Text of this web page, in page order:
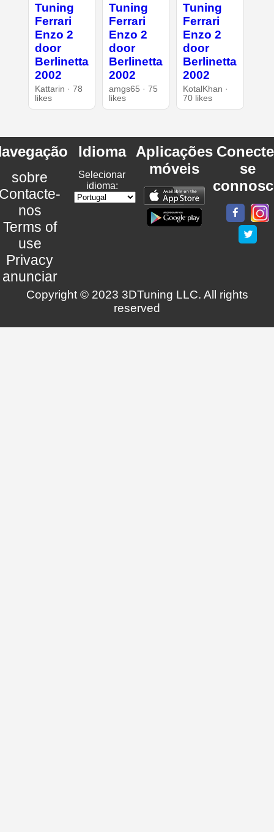
Tuning
Ferrari
Enzo 2
door
Berlinetta
2002
Kattarin · 78
likes
Tuning
Ferrari
Enzo 2
door
Berlinetta
2002
amgs65 · 75
likes
Tuning
Ferrari
Enzo 2
door
Berlinetta
2002
KotalKhan ·
70 likes
sobre
nos
Terms of
use
Privacy
anunciar
Idioma
Selecionar
idioma:
Aplicações
móveis
se
Copyright © 2023 3DTuning LLC. All rights
reserved